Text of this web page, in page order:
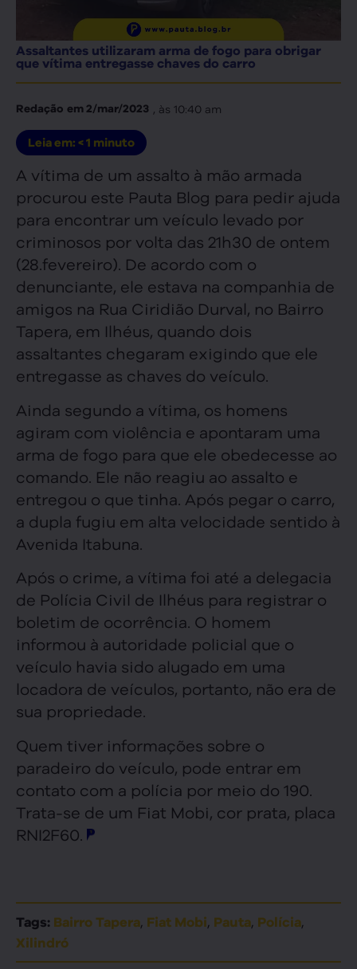
Assaltantes utilizaram arma de fogo para obrigar
que vítima entregasse chaves do carro
Redação em2/mar/2023 , às 10:40 am
Leia em: < 1 minuto
A vítima de um assalto à mão armada
procurou este Pauta Blog para pedir ajuda
para encontrar um veículo levado por
criminosos por volta das 21h30 de ontem
(28.fevereiro). De acordo com o
denunciante, ele estava na companhia de
amigos na Rua Ciridião Durval, no Bairro
Tapera, em Ilhéus, quando dois
assaltantes chegaram exigindo que ele
entregasse as chaves do veículo.
Ainda segundo a vítima, os homens
agiram com violência e apontaram uma
arma de fogo para que ele obedecesse ao
comando. Ele não reagiu ao assalto e
entregou o que tinha. Após pegar o carro,
a dupla fugiu em alta velocidade sentido à
Avenida Itabuna.
Após o crime, a vítima foi até a delegacia
de Polícia Civil de Ilhéus para registrar o
boletim de ocorrência. O homem
informou à autoridade policial que o
veículo havia sido alugado em uma
locadora de veículos, portanto, não era de
sua propriedade.
Quem tiver informações sobre o
paradeiro do veículo, pode entrar em
contato com a polícia por meio do 190.
Trata-se de um Fiat Mobi, cor prata, placa
RNI2F60.
Tags: Bairro Tapera, Fiat Mobi, Pauta, Polícia,
Xilindró